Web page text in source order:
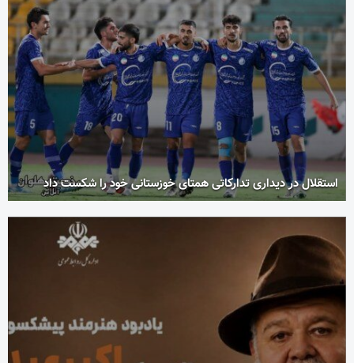
استقلال در دیداری تدارکاتی همتای خوزستانی خود را شکست داد